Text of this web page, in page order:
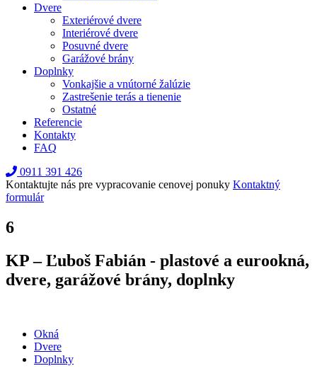
Dvere
Exteriérové dvere
Interiérové dvere
Posuvné dvere
Garážové brány
Doplnky
Vonkajšie a vnútorné žalúzie
Zastrešenie terás a tienenie
Ostatné
Referencie
Kontakty
FAQ
0911 391 426
Kontaktujte nás pre vypracovanie cenovej ponuky Kontaktný
formulár
6
KP – Ľuboš Fabián - plastové a eurookná,
dvere, garážové brány, doplnky
Okná
Dvere
Doplnky